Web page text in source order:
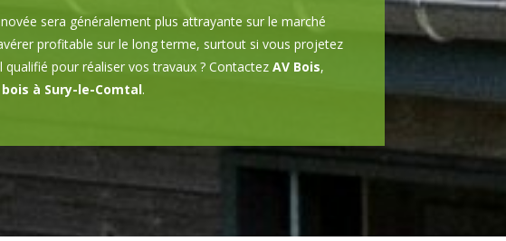
sera généralement plus attrayante sur le marché
profitable sur le long terme, surtout si vous projetez
pour réaliser vos travaux ? Contactez AV Bois,
à Sury-le-Comtal.